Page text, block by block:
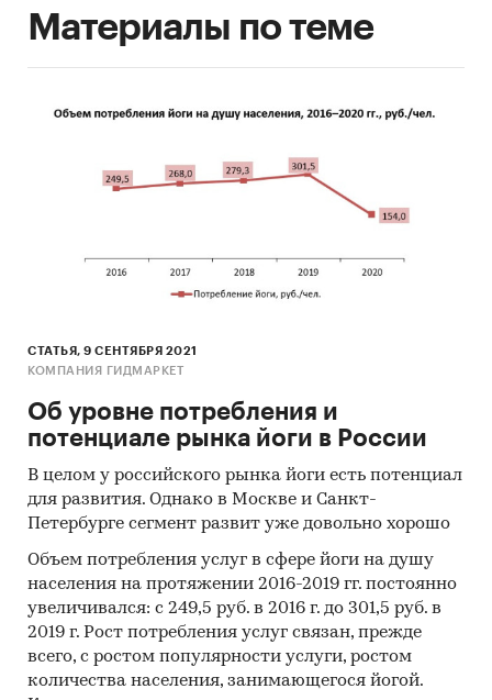
Материалы по теме
СТАТЬЯ, 9 СЕНТЯБРЯ 2021
КОМПАНИЯ ГИДМАРКЕТ
Об уровне потребления и
потенциале рынка йоги в России
В целом у российского рынка йоги есть потенциал
для развития. Однако в Москве и Санкт-
Петербурге сегмент развит уже довольно хорошо
Объем потребления услуг в сфере йоги на душу
населения на протяжении 2016-2019 гг. постоянно
увеличивался: с 249,5 руб. в 2016 г. до 301,5 руб. в
2019 г. Рост потребления услуг связан, прежде
всего, с ростом популярности услуги, ростом
количества населения, занимающегося йогой.